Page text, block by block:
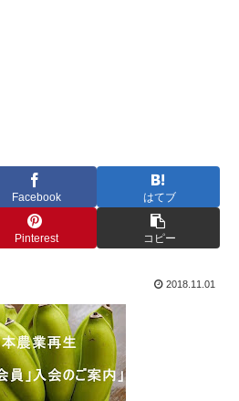
Facebook はてブ
Pinterest コピー
2018.11.01